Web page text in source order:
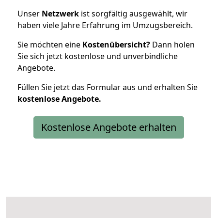
Unser Netzwerk ist sorgfältig ausgewählt, wir
haben viele Jahre Erfahrung im Umzugsbereich.
Sie möchten eine Kostenübersicht? Dann holen
Sie sich jetzt kostenlose und unverbindliche
Angebote.
Füllen Sie jetzt das Formular aus und erhalten Sie
kostenloseAngebote.
Kostenlose Angebote erhalten